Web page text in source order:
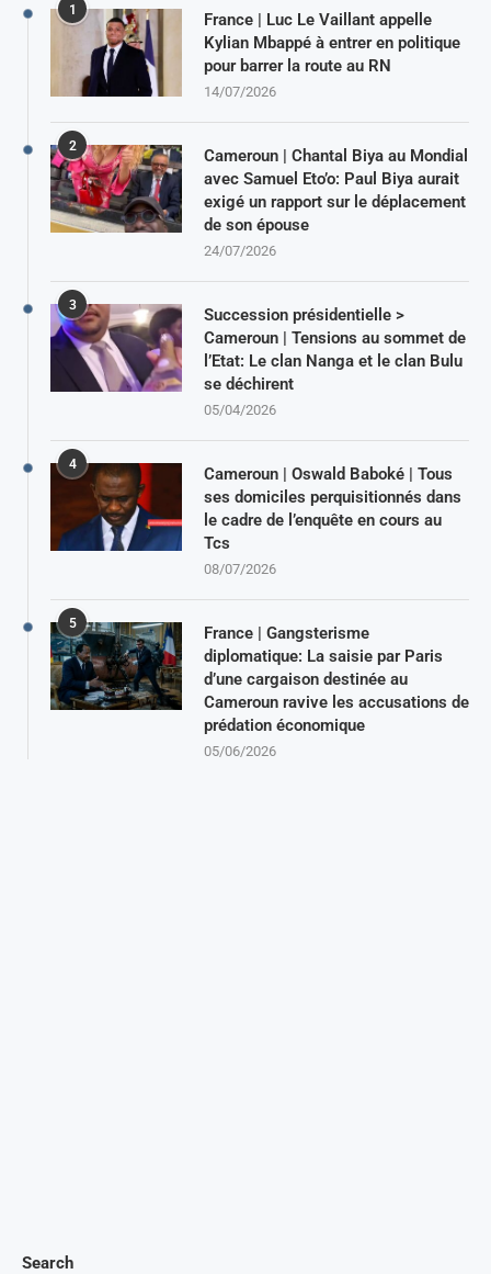
Search
1
France | Luc Le Vaillant appelle
Kylian Mbappé à entrer en politique
pour barrer la route au RN
14/07/2026
2
Cameroun | Chantal Biya au Mondial
avec Samuel Eto’o: Paul Biya aurait
exigé un rapport sur le déplacement
de son épouse
24/07/2026
3
Succession présidentielle >
Cameroun | Tensions au sommet de
l’Etat: Le clan Nanga et le clan Bulu
se déchirent
05/04/2026
4
Cameroun | Oswald Baboké | Tous
ses domiciles perquisitionnés dans
le cadre de l’enquête en cours au
Tcs
08/07/2026
5
France | Gangsterisme
diplomatique: La saisie par Paris
d’une cargaison destinée au
Cameroun ravive les accusations de
prédation économique
05/06/2026